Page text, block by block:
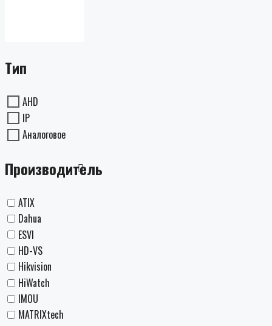
Тип
AHD
IP
Аналоговое
Производитель
ATIX
Dahua
ESVI
HD-VS
Hikvision
HiWatch
IMOU
MATRIXtech